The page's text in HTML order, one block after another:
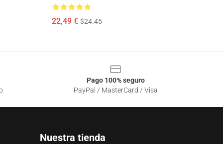
22,49 € $24.45
Pago 100% seguro
PayPal / MasterCard / Visa
Nuestra tienda